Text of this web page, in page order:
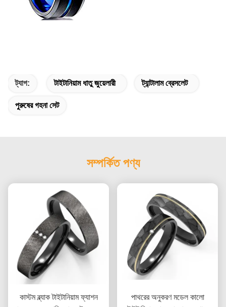
ট্যাগ: টাইটানিয়াম ধাতু জুয়েলারী ট্যান্টালাম ব্রেসলেট
পুরুষের গহনা সেট
সম্পর্কিত পণ্য
কাস্টম ব্ল্যাক টাইটানিয়াম ফ্যাশন
পাথরের অনুকরণ মডেল কালো